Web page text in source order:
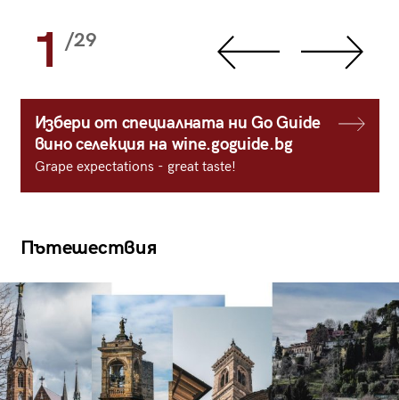
1 /29
Избери от специалната ни Go Guide
вино селекция на wine.goguide.bg
Grape expectations - great taste!
Пътешествия